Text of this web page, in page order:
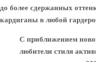
до более сдержанных
кардиганы в любой
С приближением
любители стиля